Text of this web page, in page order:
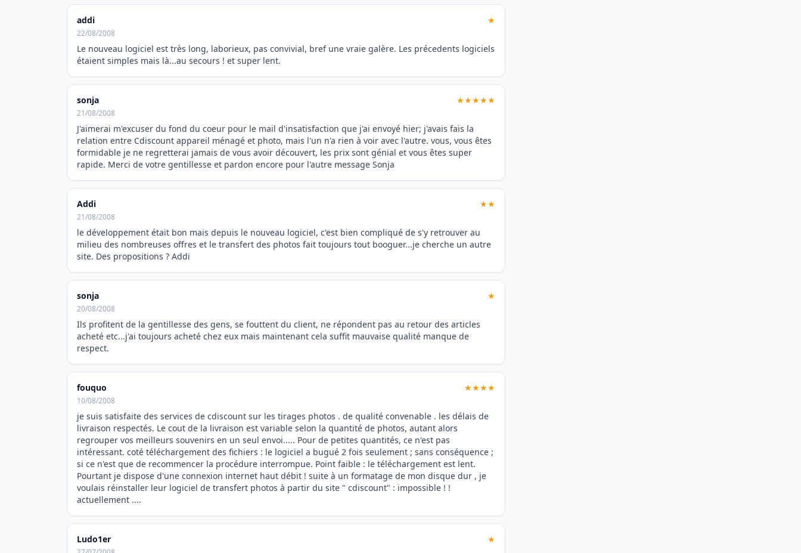
addi ★
22/08/2008
Le nouveau logiciel est très long, laborieux, pas convivial, bref une vraie galère. Les précedents logiciels
étaient simples mais là...au secours ! et super lent.
sonja ★★★★★
21/08/2008
J'aimerai m'excuser du fond du coeur pour le mail d'insatisfaction que j'ai envoyé hier; j'avais fais la
relation entre Cdiscount appareil ménagé et photo, mais l'un n'a rien à voir avec l'autre. vous, vous êtes
formidable je ne regretterai jamais de vous avoir découvert, les prix sont génial et vous êtes super
rapide. Merci de votre gentillesse et pardon encore pour l'autre message Sonja
Addi ★★
21/08/2008
le développement était bon mais depuis le nouveau logiciel, c'est bien compliqué de s'y retrouver au
milieu des nombreuses offres et le transfert des photos fait toujours tout booguer...je cherche un autre
site. Des propositions ? Addi
sonja ★
20/08/2008
Ils profitent de la gentillesse des gens, se fouttent du client, ne répondent pas au retour des articles
acheté etc...j'ai toujours acheté chez eux mais maintenant cela suffit mauvaise qualité manque de
respect.
fouquo ★★★★
10/08/2008
je suis satisfaite des services de cdiscount sur les tirages photos . de qualité convenable . les délais de
livraison respectés. Le cout de la livraison est variable selon la quantité de photos, autant alors
regrouper vos meilleurs souvenirs en un seul envoi..... Pour de petites quantités, ce n'est pas
intéressant. coté téléchargement des fichiers : le logiciel a bugué 2 fois seulement ; sans conséquence ;
si ce n'est que de recommencer la procédure interrompue. Point faible : le téléchargement est lent.
Pourtant je dispose d'une connexion internet haut débit ! suite à un formatage de mon disque dur , je
voulais réinstaller leur logiciel de transfert photos à partir du site " cdiscount" : impossible ! !
actuellement ....
Ludo1er ★